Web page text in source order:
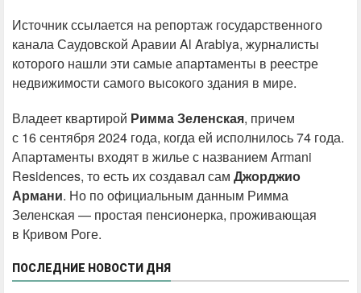
Источник ссылается на репортаж государственного
канала Саудовской Аравии Al Arabiya, журналисты
которого нашли эти самые апартаменты в реестре
недвижимости самого высокого здания в мире.
Владеет квартирой Римма Зеленская, причем
с 16 сентября 2024 года, когда ей исполнилось 74 года.
Апартаменты входят в жилье с названием Armani
Residences, то есть их создавал сам Джорджио
Армани. Но по официальным данным Римма
Зеленская — простая пенсионерка, проживающая
в Кривом Роге.
ПОСЛЕДНИЕ НОВОСТИ ДНЯ